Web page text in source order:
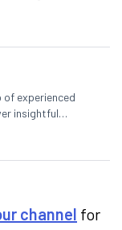
of experienced
insightful
IPO, economy,
channel for